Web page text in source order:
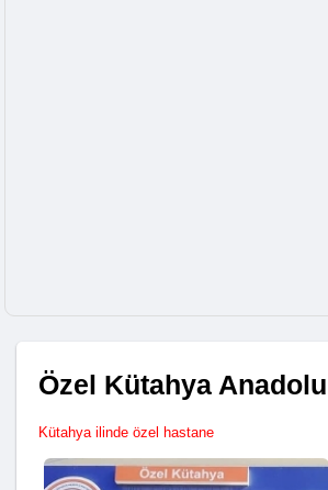
Özel Kütahya
Kütahya ilinde özel hastane